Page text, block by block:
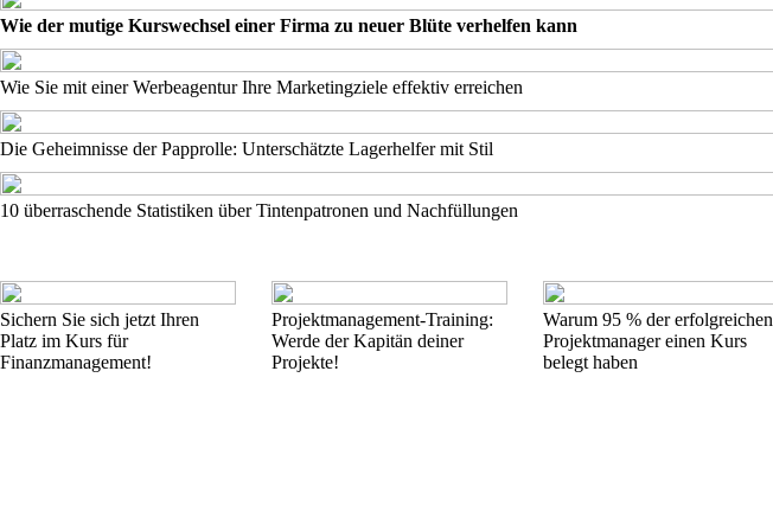
Wie der mutige Kurswechsel einer Firma zu neuer Blüte verhelfen kann
Wie Sie mit einer Werbeagentur Ihre Marketingziele effektiv erreichen
Die Geheimnisse der Papprolle: Unterschätzte Lagerhelfer mit Stil
10 überraschende Statistiken über Tintenpatronen und Nachfüllungen
Sichern Sie sich jetzt Ihren
Platz im Kurs für
Finanzmanagement!
Projektmanagement-Training:
Werde der Kapitän deiner
Projekte!
Warum 95 % der erfolgreichen
Projektmanager einen Kurs
belegt haben